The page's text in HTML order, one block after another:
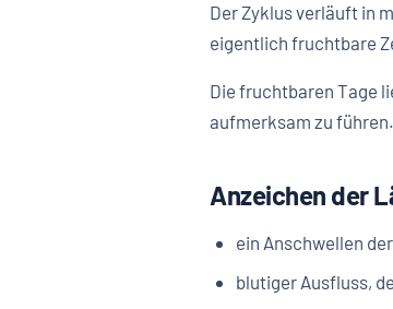
Der Zyklus verläuft in
eigentlich fruchtbare
Die fruchtbaren Tage
aufmerksam zu
Anzeichen der
ein Anschwellen
blutiger Ausfluss,